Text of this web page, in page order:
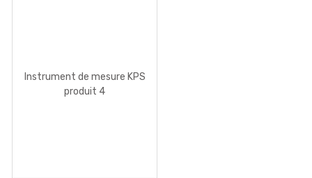
Instrument de mesure KPS
produit 4